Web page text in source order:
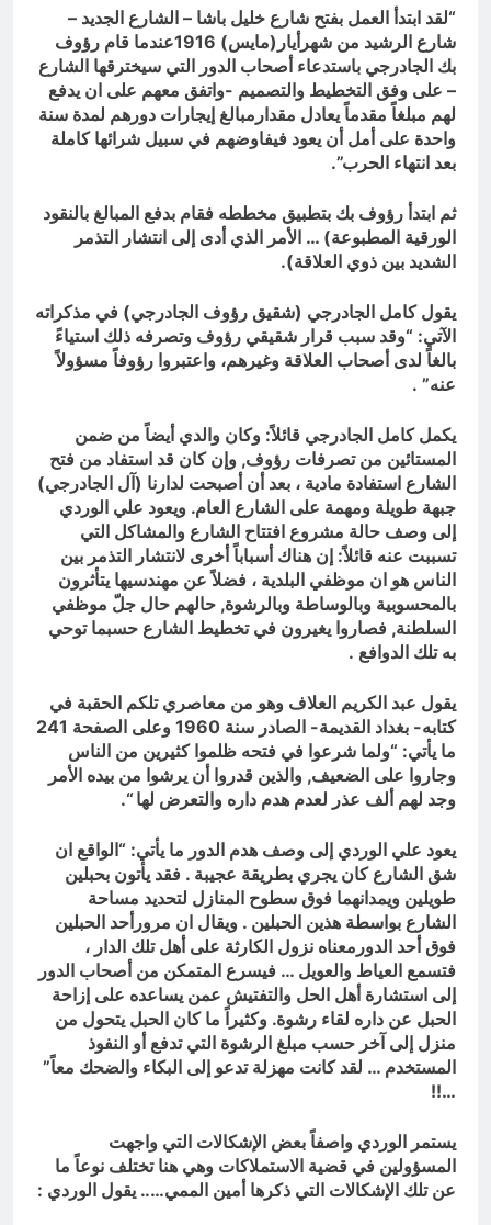
“لقد ابتدأ العمل بفتح شارع خليل باشا – الشارع الجديد –
شارع الرشيد من شهرأيار(مايس) 1916عندما قام رؤوف
بك الجادرجي باستدعاء أصحاب الدور التي سيخترقها الشارع
– على وفق التخطيط والتصميم -واتفق معهم على ان يدفع
لهم مبلغاً مقدماً يعادل مقدارمبالغ إيجارات دورهم لمدة سنة
واحدة على أمل أن يعود فيفاوضهم في سبيل شرائها كاملة
بعد انتهاء الحرب”.
ثم ابتدأ رؤوف بك بتطبيق مخططه فقام بدفع المبالغ بالنقود
الورقية المطبوعة) … الأمر الذي أدى إلى انتشار التذمر
الشديد بين ذوي العلاقة).
يقول كامل الجادرجي (شقيق رؤوف الجادرجي) في مذكراته
الآتي: “وقد سبب قرار شقيقي رؤوف وتصرفه ذلك استياءً
بالغاً لدى أصحاب العلاقة وغيرهم، واعتبروا رؤوفاً مسؤولاً
عنه” .
يكمل كامل الجادرجي قائلاً: وكان والدي أيضاً من ضمن
المستائين من تصرفات رؤوف, وإن كان قد استفاد من فتح
الشارع استفادة مادية ، بعد أن أصبحت لدارنا (آل الجادرجي)
جبهة طويلة ومهمة على الشارع العام. ويعود علي الوردي
إلى وصف حالة مشروع افتتاح الشارع والمشاكل التي
تسببت عنه قائلاً: إن هناك أسباباً أخرى لانتشار التذمر بين
الناس هو ان موظفي البلدية ، فضلاً عن مهندسيها يتأثرون
بالمحسوبية وبالوساطة وبالرشوة, حالهم حال جلّ موظفي
السلطنة, فصاروا يغيرون في تخطيط الشارع حسبما توحي
به تلك الدوافع .
يقول عبد الكريم العلاف وهو من معاصري تلكم الحقبة في
كتابه- بغداد القديمة- الصادر سنة 1960 وعلى الصفحة 241
ما يأتي: “ولما شرعوا في فتحه ظلموا كثيرين من الناس
وجاروا على الضعيف, والذين قدروا أن يرشوا من بيده الأمر
وجد لهم ألف عذر لعدم هدم داره والتعرض لها “.
يعود علي الوردي إلى وصف هدم الدور ما يأتي: “الواقع ان
شق الشارع كان يجري بطريقة عجيبة . فقد يأتون بحبلين
طويلين ويمدانهما فوق سطوح المنازل لتحديد مساحة
الشارع بواسطة هذين الحبلين . ويقال ان مرورأحد الحبلين
فوق أحد الدورمعناه نزول الكارثة على أهل تلك الدار ،
فتسمع العياط والعويل … فيسرع المتمكن من أصحاب الدور
إلى استشارة أهل الحل والتفتيش عمن يساعده على إزاحة
الحبل عن داره لقاء رشوة. وكثيراً ما كان الحبل يتحول من
منزل إلى آخر حسب مبلغ الرشوة التي تدفع أو النفوذ
المستخدم … لقد كانت مهزلة تدعو إلى البكاء والضحك معاً”
…!!
يستمر الوردي واصفاً بعض الإشكالات التي واجهت
المسؤولين في قضية الاستملاكات وهي هنا تختلف نوعاً ما
عن تلك الإشكالات التي ذكرها أمين الممي….. يقول الوردي :